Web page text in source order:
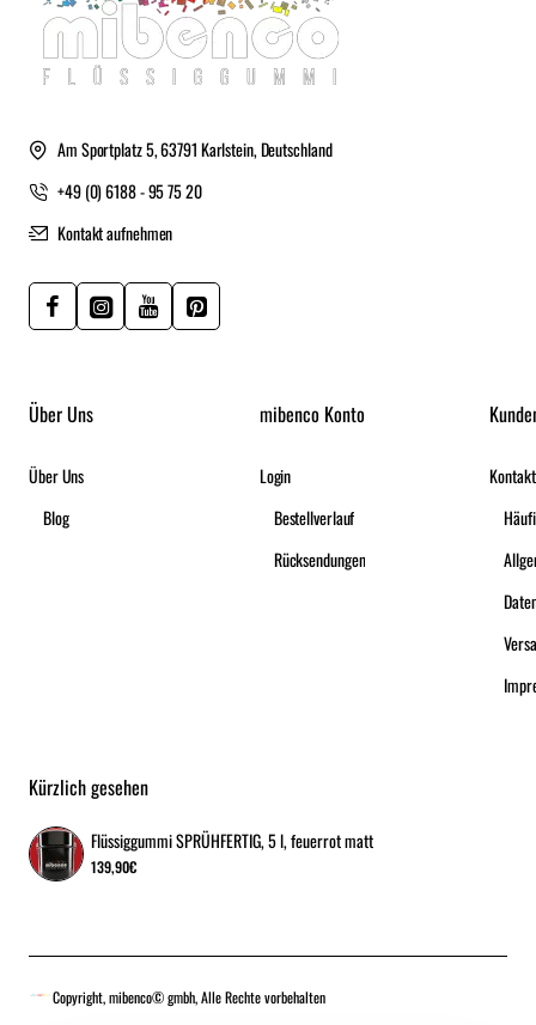
Am Sportplatz 5, 63791 Karlstein, Deutschland
+49 (0) 6188 - 95 75 20
Kontakt aufnehmen
Über Uns
Über Uns
Blog
mibenco Konto
Login
Bestellverlauf
Rücksendungen
Kontakt
Kürzlich gesehen
Flüssiggummi SPRÜHFERTIG, 5 l, feuerrot matt
139,90€
Copyright, mibenco© gmbh, Alle Rechte vorbehalten